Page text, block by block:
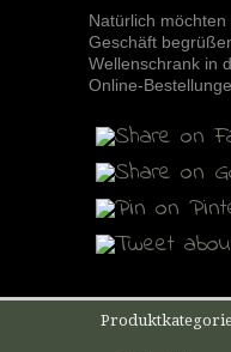
Natürlich
Geschäft
Wellenschrank in
Online-